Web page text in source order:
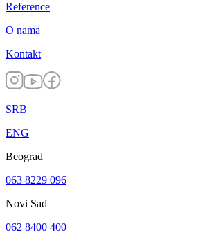
Reference
O nama
Kontakt
SRB
ENG
Beograd
063 8229 096
Novi Sad
062 8400 400